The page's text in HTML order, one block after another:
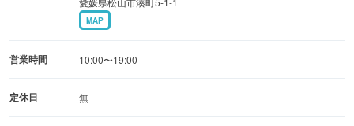
MAP
営業時間 10:00〜19:00
定休日 無